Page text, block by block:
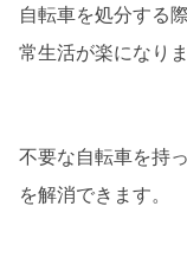
自転車を処分する
常生活が楽になりま
不要な自転車を持
を解消できます。